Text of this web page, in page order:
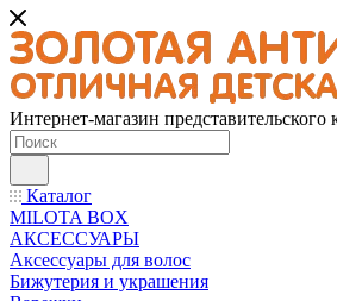
Интернет-магазин представительского
Каталог
MILOTA BOX
АКСЕССУАРЫ
Аксессуары для волос
Бижутерия и украшения